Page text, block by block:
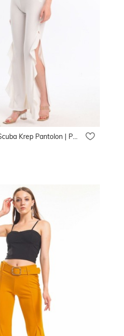
Volanlı Kemerli Scuba Krep Pantolon | Pnt33394